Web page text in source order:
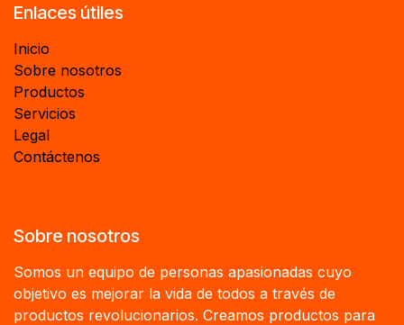
Enlaces útiles
Inicio
Sobre nosotros
Productos
Servicios
Legal
Contáctenos
Sobre nosotros
Somos un equipo de personas apasionadas cuyo
objetivo es mejorar la vida de todos a través de
productos revolucionarios. Creamos productos para